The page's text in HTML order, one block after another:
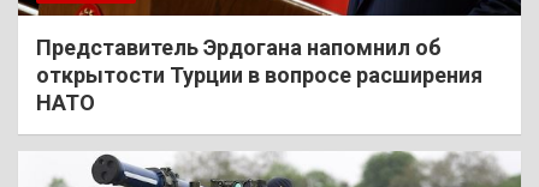
Представитель Эрдогана напомнил об
открытости Турции в вопросе расширения
НАТО